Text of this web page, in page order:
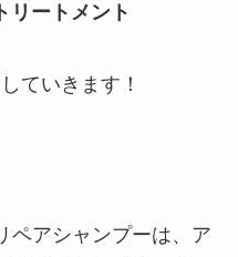
リートメント
ていきます！
ペアシャンプーは、ア